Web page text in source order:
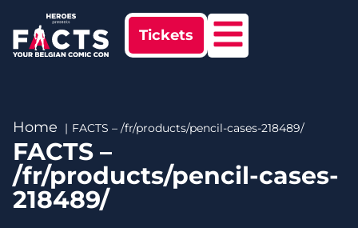
Tickets
Home FACTS – /fr/products/pencil-cases-218489/
FACTS –
/fr/products/pencil-cases-
218489/